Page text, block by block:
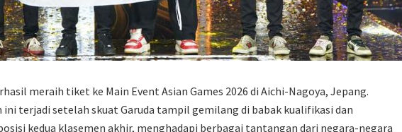
meraih tiket ke Main Event Asian Games 2026 di Aichi-Nagoya, Jepang.
ini terjadi setelah skuat Garuda tampil gemilang di babak kualifikasi dan
kedua klasemen akhir, menghadapi berbagai tantangan dari negara-negara